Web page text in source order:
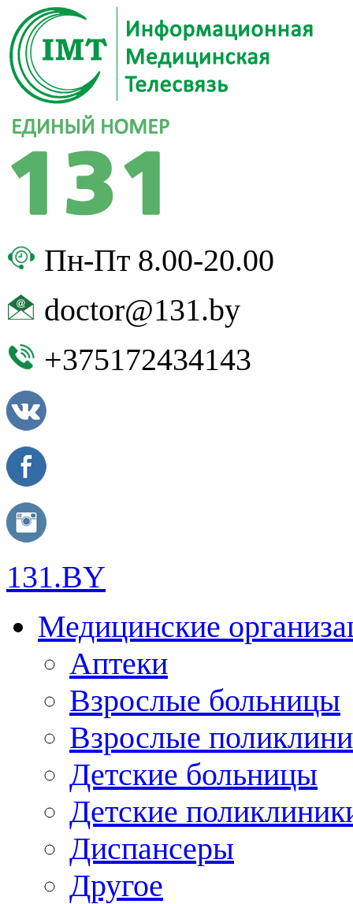
Пн-Пт 8.00-20.00
doctor@131.by
+375172434143
131.BY
Медицинские
Аптеки
Взрослые больницы
Взрослые
Детские больницы
Детские
Диспансеры
Другое